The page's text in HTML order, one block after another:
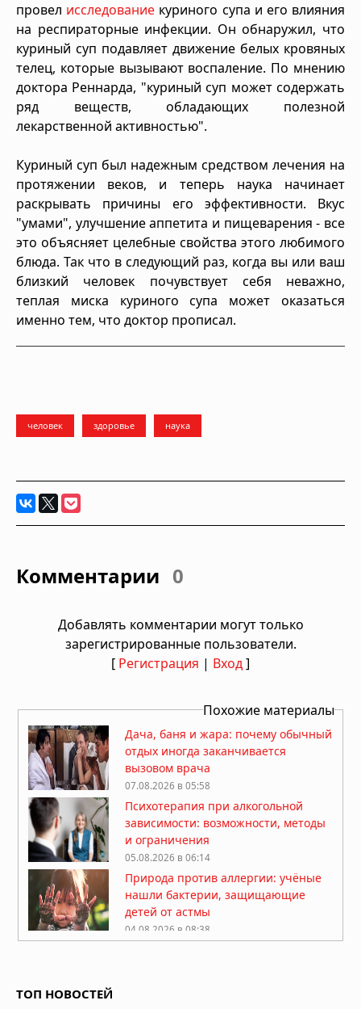
провел исследование куриного супа и его влияния
на респираторные инфекции. Он обнаружил, что
куриный суп подавляет движение белых кровяных
телец, которые вызывают воспаление. По мнению
доктора Реннарда, "куриный суп может содержать
ряд веществ, обладающих полезной
лекарственной активностью".
Куриный суп был надежным средством лечения на
протяжении веков, и теперь наука начинает
раскрывать причины его эффективности. Вкус
"умами", улучшение аппетита и пищеварения - все
это объясняет целебные свойства этого любимого
блюда. Так что в следующий раз, когда вы или ваш
близкий человек почувствует себя неважно,
теплая миска куриного супа может оказаться
именно тем, что доктор прописал.
человек здоровье наука
Комментарии 0
Добавлять комментарии могут только
зарегистрированные пользователи.
[ Регистрация | Вход]
Похожие материалы
Дача, баня и жара: почему обычный
отдых иногда заканчивается
вызовом врача
07.08.2026 в 05:58
Психотерапия при алкогольной
зависимости: возможности, методы
и ограничения
05.08.2026 в 06:14
Природа против аллергии: учёные
нашли бактерии, защищающие
детей от астмы
04.08.2026 в 08:38
ТОП НОВОСТЕЙ